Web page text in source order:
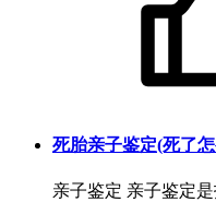
死胎亲子鉴定(死了
亲子鉴定 亲子鉴定